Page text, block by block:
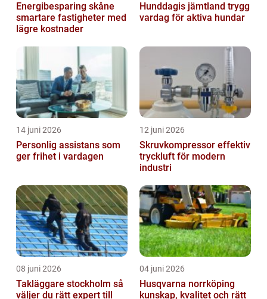
Energibesparing skåne
smartare fastigheter med
lägre kostnader
Hunddagis jämtland trygg
vardag för aktiva hundar
14 juni 2026
Personlig assistans som
ger frihet i vardagen
12 juni 2026
Skruvkompressor effektiv
tryckluft för modern
industri
08 juni 2026
Takläggare stockholm så
väljer du rätt expert till
04 juni 2026
Husqvarna norrköping
kunskap, kvalitet och rätt